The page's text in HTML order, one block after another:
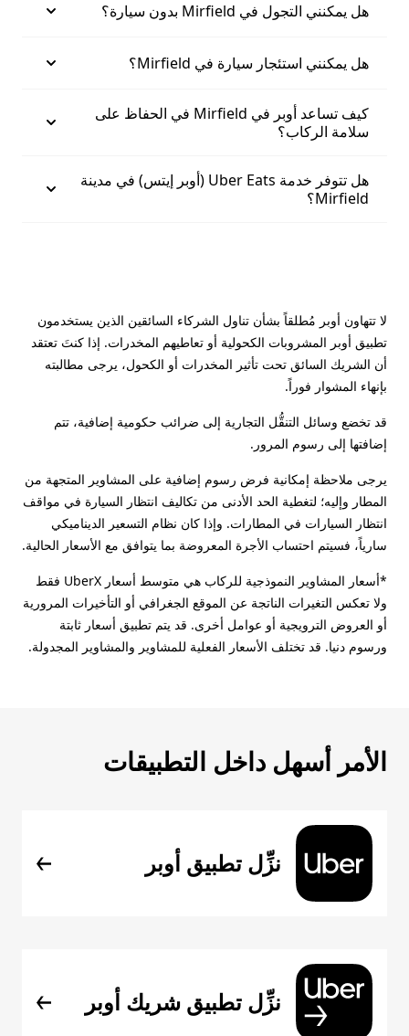
هل يمكنني التجول في Mirfield بدون سيارة؟
هل يمكنني استئجار سيارة في Mirfield؟
كيف تساعد أوبر في Mirfield في الحفاظ على
سلامة الركاب؟
هل تتوفر خدمة Uber Eats (أوبر إيتس) في مدينة
Mirfield؟
لا تتهاون أوبر مُطلقاً بشأن تناول الشركاء السائقين الذين يستخدمون
تطبيق أوبر المشروبات الكحولية أو تعاطيهم المخدرات. إذا كنتَ تعتقد
أن الشريك السائق تحت تأثير المخدرات أو الكحول، يرجى مطالبته
بإنهاء المشوار فوراً.
قد تخضع وسائل التنقُّل التجارية إلى ضرائب حكومية إضافية، تتم
إضافتها إلى رسوم المرور.
يرجى ملاحظة إمكانية فرض رسوم إضافية على المشاوير المتجهة من
المطار وإليه؛ لتغطية الحد الأدنى من تكاليف انتظار السيارة في مواقف
انتظار السيارات في المطارات. وإذا كان نظام التسعير الديناميكي
سارياً، فسيتم احتساب الأجرة المعروضة بما يتوافق مع الأسعار الحالية.
*أسعار المشاوير النموذجية للركاب هي متوسط أسعار UberX فقط
ولا تعكس التغيرات الناتجة عن الموقع الجغرافي أو التأخيرات المرورية
أو العروض الترويجية أو عوامل أخرى. قد يتم تطبيق أسعار ثابتة
ورسوم دنيا. قد تختلف الأسعار الفعلية للمشاوير والمشاوير المجدولة.
الأمر أسهل داخل التطبيقات
نزِّل تطبيق أوبر
نزِّل تطبيق شريك أوبر